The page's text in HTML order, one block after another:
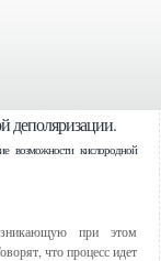
деполяризации.
возможности кислородной
при этом
что процесс идет